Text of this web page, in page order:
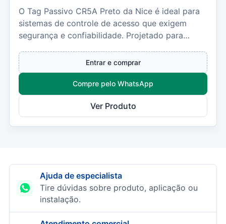
O Tag Passivo CR5A Preto da Nice é ideal para
sistemas de controle de acesso que exigem
segurança e confiabilidade. Projetado para
Entrar e comprar
Compre pelo WhatsApp
Ver Produto
Ajuda de especialista
Tire dúvidas sobre produto, aplicação ou
instalação.